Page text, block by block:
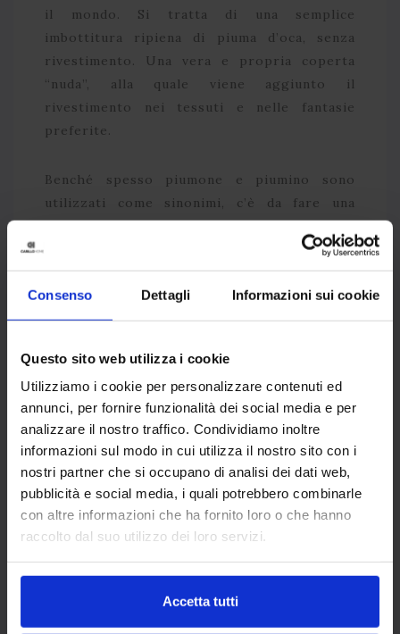
Consenso Dettagli Informazioni sui cookie
Questo sito web utilizza i cookie
Utilizziamo i cookie per personalizzare contenuti ed
annunci, per fornire funzionalità dei social media e per
analizzare il nostro traffico. Condividiamo inoltre
informazioni sul modo in cui utilizza il nostro sito con i
nostri partner che si occupano di analisi dei dati web,
pubblicità e social media, i quali potrebbero combinarle
con altre informazioni che ha fornito loro o che hanno
raccolto dal suo utilizzo dei loro servizi.
Accetta tutti
il mondo. Si tratta di una semplice
imbottitura ripiena di piuma d’oca, senza
rivestimento. Una vera e propria coperta
“nuda”, alla quale viene aggiunto il
rivestimento nei tessuti e nelle fantasie
preferite.
Benché spesso piumone e piumino sono
utilizzati come sinonimi, c’è da fare una
necessaria distinzione: per piumino si
intende la parte di piumaggio dell’animale
più pregiata che ha la proprietà di
trattenere l’aria, creando un effetto isolante.
Un’eccellente imbottitura per piumone di
piumino.